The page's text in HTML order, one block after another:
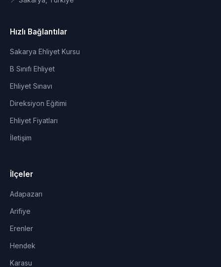
Hızlı Bağlantılar
Sakarya Ehliyet Kursu
B Sınıfı Ehliyet
Ehliyet Sınavı
Direksiyon Eğitimi
Ehliyet Fiyatları
İletişim
İlçeler
Adapazarı
Arifiye
Erenler
Hendek
Karasu